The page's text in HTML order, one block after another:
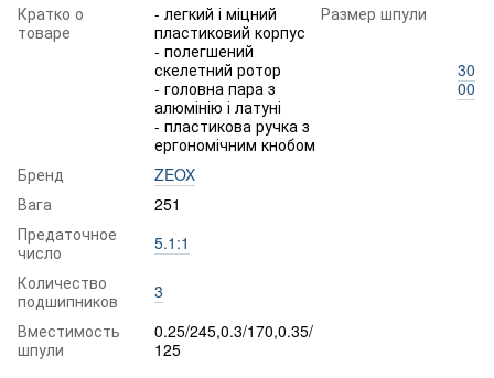
Кратко о
товаре
- легкий і міцний
пластиковий корпус
- полегшений
скелетний ротор
- головна пара з
алюмінію і латуні
- пластикова ручка з
ергономічним кнобом
Размер шпули
30
00
Бренд
ZEOX
Вага
251
Предаточное
число
5.1:1
Количество
подшипников
3
Вместимость
шпули
0.25/245,0.3/170,0.35/
125